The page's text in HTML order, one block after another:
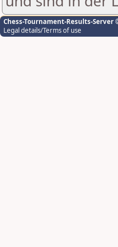
Chess-Tournament-Results-Server
Legal details/Terms of use